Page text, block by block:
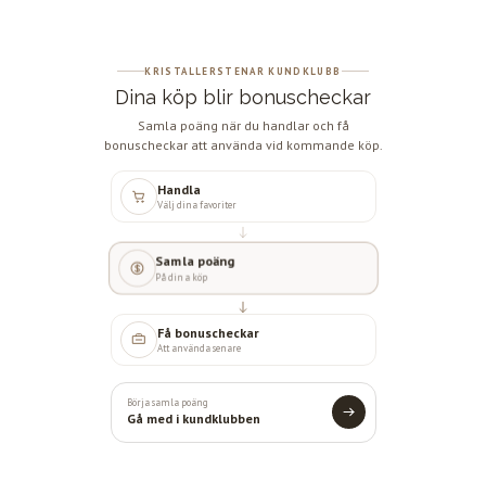
KRISTALLERSTENAR KUNDKLUBB
Dina köp blir bonuscheckar
Samla poäng när du handlar och få
bonuscheckar att använda vid kommande köp.
Handla
Välj dina favoriter
Samla poäng
På dina köp
Få bonuscheckar
Att använda senare
Börja samla poäng
Gå med i kundklubben